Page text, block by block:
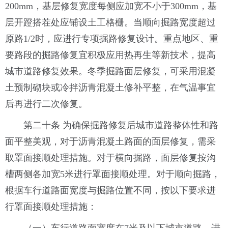
200mm，基层修复宽度每侧应加宽不小于300mm，基
层开蹬搭茬处应铺设土工格栅。当顺向掘路宽度超过
原路1/2时，应进行专项掘路修复设计。重点地区、重
要路段的掘路修复宜积极应用热再生等新技术，提高
城市道路修复效果。冬季掘路面层修复，可采用混凝
土预制砌块或冷拌沥青混凝土修补平整，在气温事宜
后再进行二次修复。
第二十条 为确保掘路修复后城市道路整体性和路
面平整美观，对于沥青混凝土路面的面层修复，需采
取罩面接顺处理措施。对于横向掘路，面层修复按沟
槽两侧各加宽5米进行罩面接顺处理。对于顺向掘路，
根据车行道路面宽度与掘路位置不同，按以下要求进
行罩面接顺处理措施：